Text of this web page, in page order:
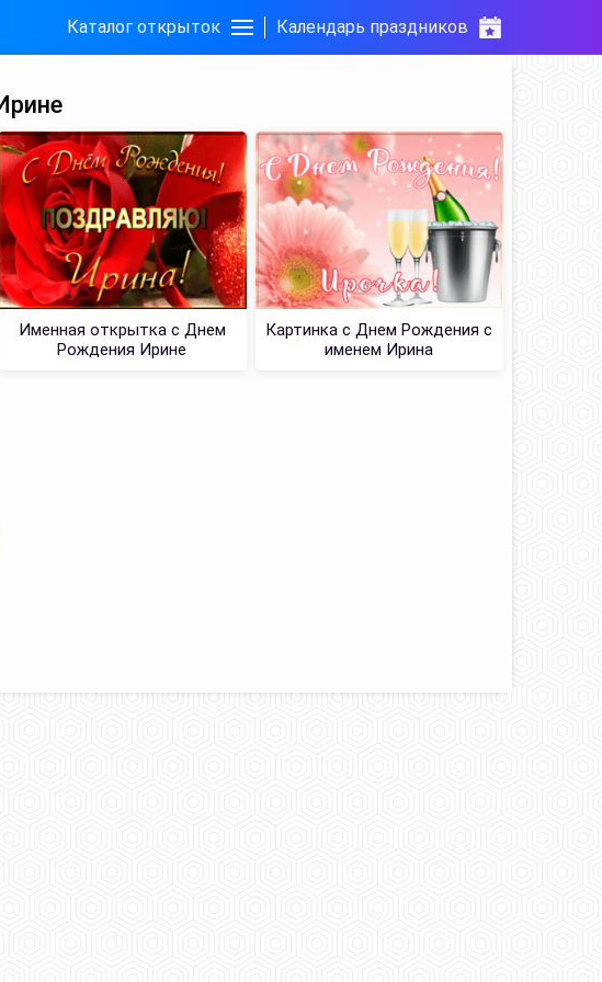
Каталог открыток Календарь праздников
Именная открытка с Днем
Рождения Ирине
Картинка с Днем Рождения с
именем Ирина